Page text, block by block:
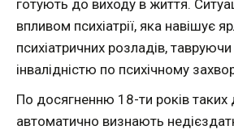
готують до виходу в життя.
впливом психіатрії, яка навішує
психіатричних розладів, тавруючи
інвалідністю по психічному
По досягненню 18-ти років таких
автоматично визнають